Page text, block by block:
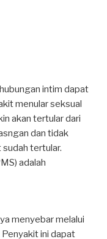
intim dapat
menular seksual
akan tertular dari
dan tidak
tertular.
adalah
menyebar melalui
Penyakit ini dapat